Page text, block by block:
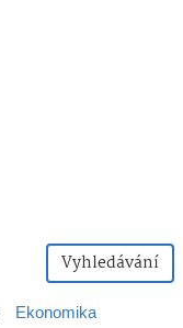
Vyhledávání
Ekonomika